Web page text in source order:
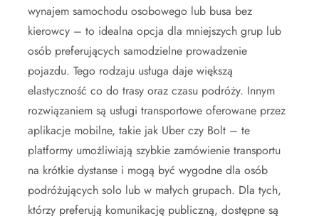
wynajem samochodu osobowego lub busa bez
kierowcy – to idealna opcja dla mniejszych grup lub
osób preferujących samodzielne prowadzenie
pojazdu. Tego rodzaju usługa daje większą
elastyczność co do trasy oraz czasu podróży. Innym
rozwiązaniem są usługi transportowe oferowane przez
aplikacje mobilne, takie jak Uber czy Bolt – te
platformy umożliwiają szybkie zamówienie transportu
na krótkie dystanse i mogą być wygodne dla osób
podróżujących solo lub w małych grupach. Dla tych,
którzy preferują komunikację publiczną, dostępne są